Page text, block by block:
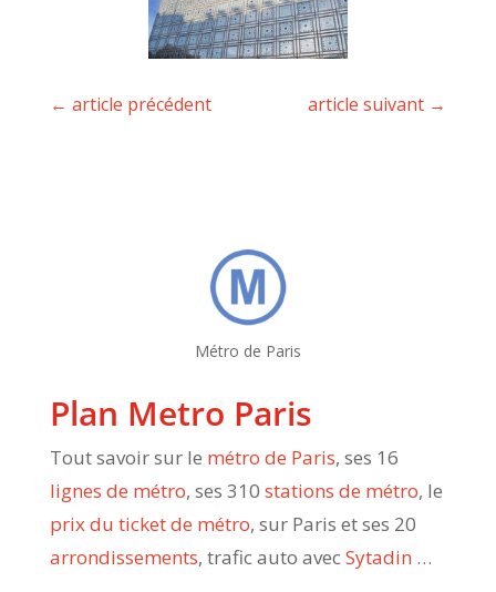
← article précédent article suivant →
Métro de Paris
Plan Metro Paris
Tout savoir sur le métro de Paris, ses 16
lignes de métro, ses 310 stations de métro, le
prix du ticket de métro, sur Paris et ses 20
arrondissements, trafic auto avec Sytadin …